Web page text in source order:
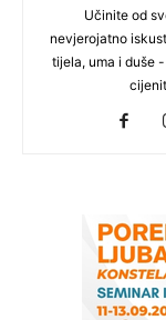
Učinite od
nevjerojatno
tijela, uma i duše